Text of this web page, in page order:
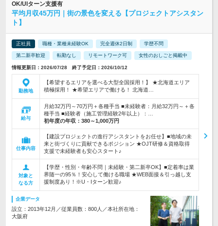
OK/UIターン支援有
平均月収45万円｜街の景色を変える【プロジェクトアシスタン
ト】
正社員 職種・業種未経験OK 完全週休2日制 学歴不問
第二新卒歓迎 転勤なし リモートワーク可 女性のおしごと掲載中
情報更新日：2026/07/28 終了予定日：2026/10/12
勤務地
【希望するエリアを選べる大型全国採用！】 ★北海道エリア
積極採用！ ★希望エリアで働ける！ 北海道…
給与
月給32万円～70万円＋各種手当 ■未経験者：月給32万円～＋各
種手当 ■経験者（施工管理経験2年以上）：…
初年度の年収： 380～1,000万円
仕事内容
【建設プロジェクトの進行アシスタントをお任せ】■地域の未
来と街づくりに貢献できるポジション ★OJT研修＆資格取得
支援で未経験者も安心スタート♪
対象と
なる方
【学歴・性別・年齢不問｜未経験・第二新卒OK】■定着率は業
界随一の95％！安心して働ける職場 ★WEB面接＆引っ越し支
援制度あり！※U・Iターン歓迎♪
企業データ
設立：2013年12月／従業員数：800人／本社所在地：
大阪府